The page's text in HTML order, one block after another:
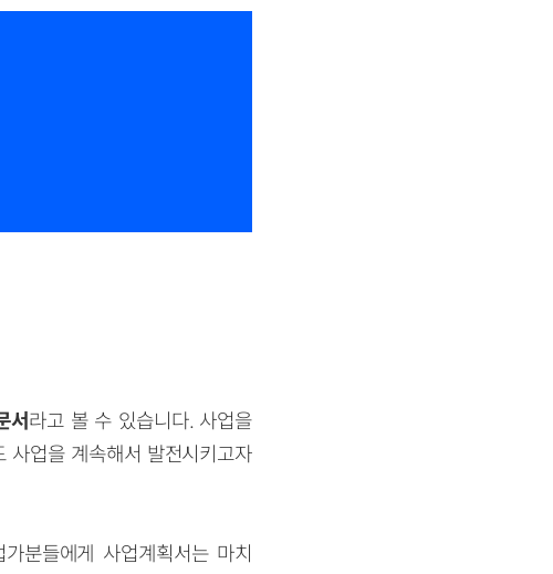
서라고 볼 수 있습니다. 사업을
사업을 계속해서 발전시키고자
분들에게 사업계획서는 마치